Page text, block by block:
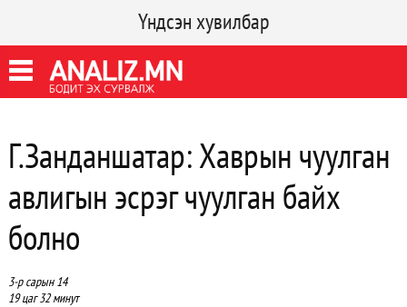
Үндсэн хувилбар
Г.Занданшатар: Хаврын чуулган
авлигын эсрэг чуулган байх
болно
3-р сарын 14
19 цаг 32 минут